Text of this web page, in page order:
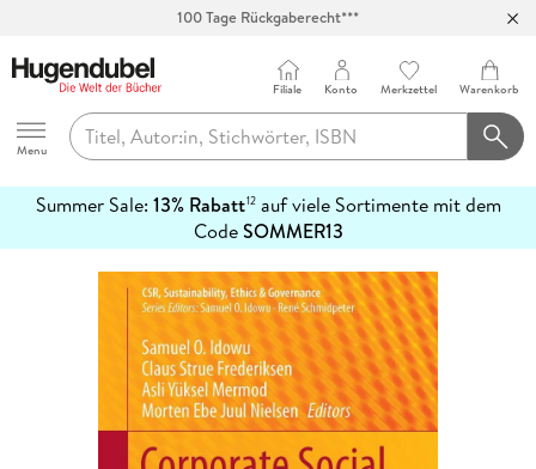
Hugendubel
Menu
Filiale Konto Merkzettel Warenkorb
Summer Sale: 13% Rabatt12auf viele Sortimente mit dem
CodeSOMMER13
erfahren